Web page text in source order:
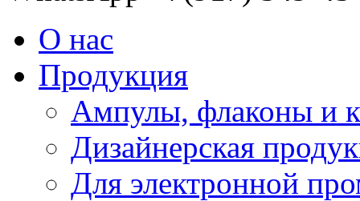
О нас
Продукция
Ампулы, флаконы и
Дизайнерская
Для электронной